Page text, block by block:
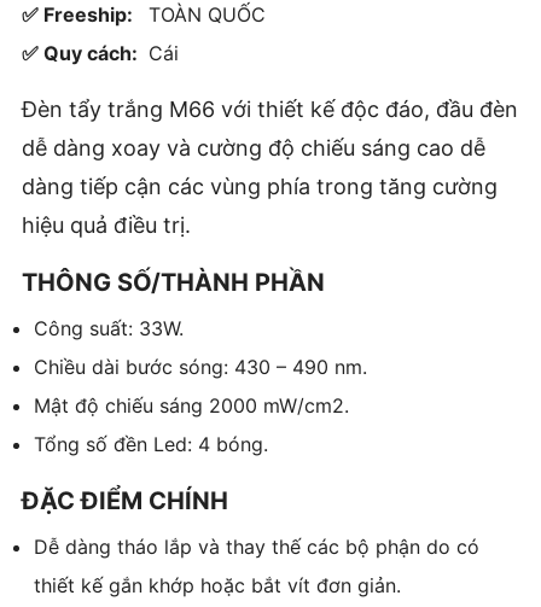
✅ Freeship:
TOÀN QUỐC
✅ Quy cách: Cái
Đèn tẩy trắng M66 với thiết kế độc đáo, đầu đèn
dễ dàng xoay và cường độ chiếu sáng cao dễ
dàng tiếp cận các vùng phía trong tăng cường
hiệu quả điều trị.
THÔNG SỐ/THÀNH PHẦN
Công suất: 33W.
Chiều dài bước sóng: 430 – 490 nm.
Mật độ chiếu sáng 2000 mW/cm2.
Tổng số đền Led: 4 bóng.
ĐẶC ĐIỂM CHÍNH
Dễ dàng tháo lắp và thay thế các bộ phận do có
thiết kế gắn khớp hoặc bắt vít đơn giản.